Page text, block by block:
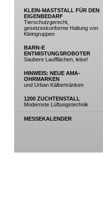
KLEIN-MASTSTALL FÜR DEN
EIGENBEDARF
Tierschutzgerecht,
gesetzeskonforme Haltung von
Kleingruppen
BARN-E
ENTMISTUNGSROBOTER
Saubere Laufflächen, leise!
HINWEIS: NEUE AMA-
OHRMARKEN
und Urban Kälbertränken
1200 ZUCHTENSTALL
Modernste Lüftungstechnik
MESSEKALENDER